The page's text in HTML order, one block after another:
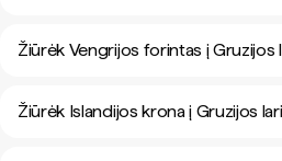
Žiūrėk Vengrijos forintas į Gruzijos
Žiūrėk Islandijos krona į Gruzijos